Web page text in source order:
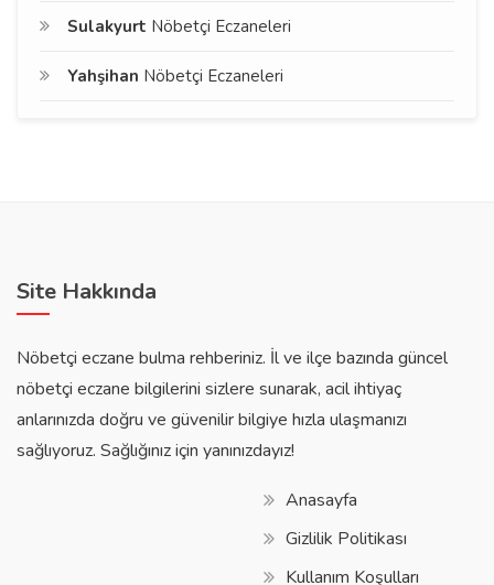
Sulakyurt Nöbetçi Eczaneleri
Yahşihan Nöbetçi Eczaneleri
Site Hakkında
Nöbetçi eczane bulma rehberiniz. İl ve ilçe bazında güncel
nöbetçi eczane bilgilerini sizlere sunarak, acil ihtiyaç
anlarınızda doğru ve güvenilir bilgiye hızla ulaşmanızı
sağlıyoruz. Sağlığınız için yanınızdayız!
Anasayfa
Gizlilik Politikası
Kullanım Koşulları